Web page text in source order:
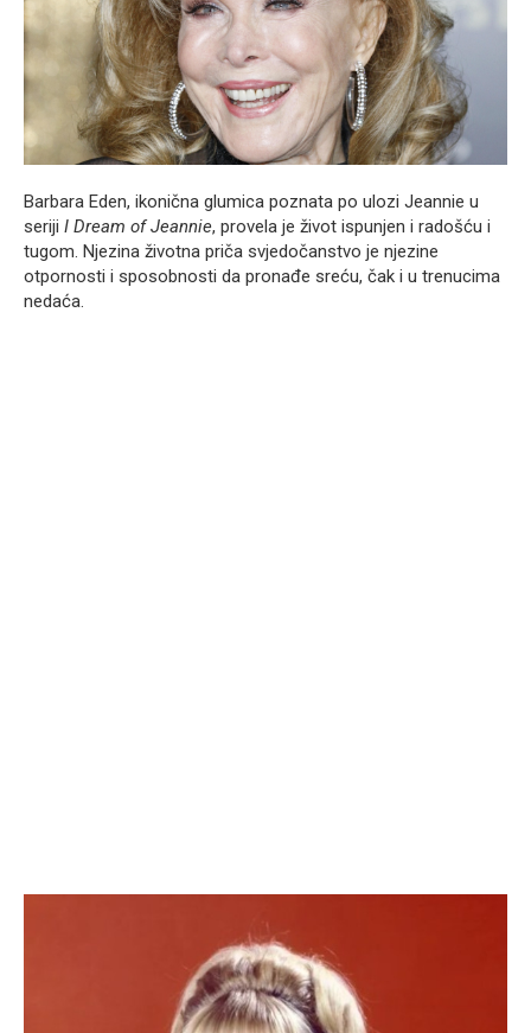
Barbara Eden, ikonična glumica poznata po ulozi Jeannie u
seriji I Dream of Jeannie, provela je život ispunjen i radošću i
tugom. Njezina životna priča svjedočanstvo je njezine
otpornosti i sposobnosti da pronađe sreću, čak i u trenucima
nedaća.